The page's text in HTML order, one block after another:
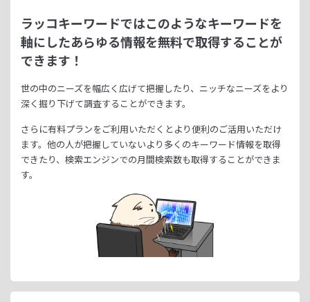
ラッコキーワードではこのようなキーワードを
軸にしたあらゆる情報を無料で取得することが
できます！
世の中のニーズを幅広く広げて把握したり、 ニッチなニーズをより
深く掘り下げて調査することができます。
さらに有料プランをご利用いただくとより便利のご活用いただけ
ます。 他の人が把握していないより多くのキーワード情報を取得
できたり、 検索エンジンでの月間検索数も取得することができま
す。